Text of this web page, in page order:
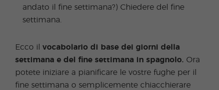
andato il fine settimana?) Chiedere del fine
settimana.
Ecco ilvocabolario di base dei giorni della
settimana e del fine settimana in spagnolo. Ora
potete iniziare a pianificare le vostre fughe per il
fine settimana o semplicemente chiacchierare